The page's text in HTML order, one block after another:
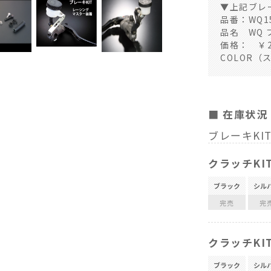
▼上記ブレ
品番：
品名 WQ
価格： ￥
COLOR（
■ 在庫状況
ブレーキ
クラッチ
ブラック
完売
シル
完
クラッチ
ブラック シル